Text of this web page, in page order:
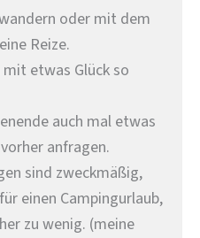
oder mit dem
Reize.
etwas Glück so
auch mal etwas
anfragen.
sind zweckmäßig,
einen Campingurlaub,
zu wenig. (meine